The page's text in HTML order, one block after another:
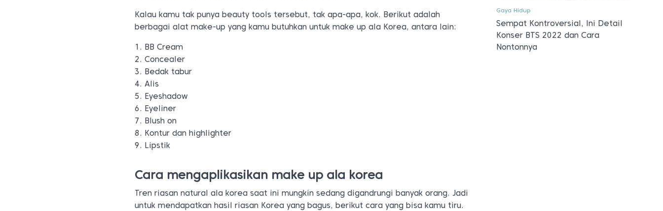
Kalau kamu tak punya beauty tools tersebut, tak apa-apa, kok. Berikut adalah
berbagai alat make-up yang kamu butuhkan untuk make up ala Korea, antara lain:
1. BB Cream
2. Concealer
3. Bedak tabur
4. Alis
5. Eyeshadow
6. Eyeliner
7. Blush on
8. Kontur dan highlighter
9. Lipstik
Cara mengaplikasikan make up ala korea
Tren riasan natural ala korea saat ini mungkin sedang digandrungi banyak orang. Jadi
untuk mendapatkan hasil riasan Korea yang bagus, berikut cara yang bisa kamu tiru.
Gaya Hidup
Sempat Kontroversial, Ini Detail
Konser BTS 2022 dan Cara
Nontonnya